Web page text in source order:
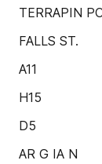
TERRAPIN
FALLS ST.
A11
H15
D5
AR G IA N